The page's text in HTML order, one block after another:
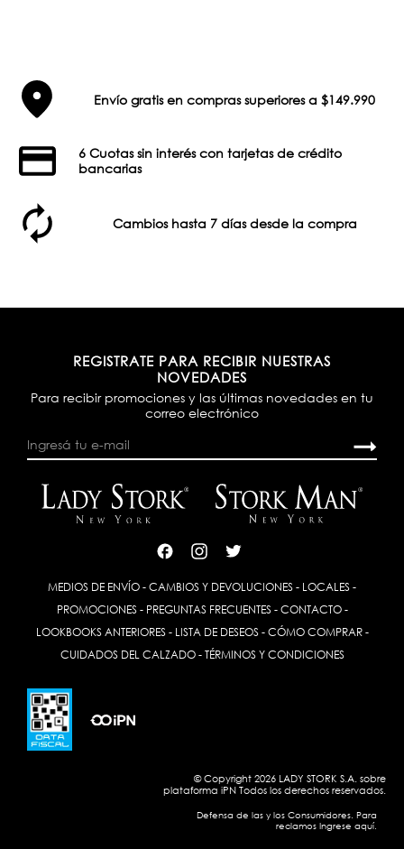
Envío gratis en compras superiores a $149.990
6 Cuotas sin interés con tarjetas de crédito
bancarias
Cambios hasta 7 días desde la compra
REGISTRATE PARA RECIBIR NUESTRAS
NOVEDADES
Para recibir promociones y las últimas novedades en tu
correo electrónico
MEDIOS DE ENVÍO - CAMBIOS Y DEVOLUCIONES - LOCALES -
PROMOCIONES- PREGUNTAS FRECUENTES- CONTACTO-
LOOKBOOKS ANTERIORES- LISTA DE DESEOS- CÓMO COMPRAR-
CUIDADOS DEL CALZADO- TÉRMINOS Y CONDICIONES
© Copyright 2026 LADY STORK S.A. sobre
plataforma iPN Todos los derechos reservados.
Defensa de las y los Consumidores. Para
reclamos Ingrese aquí.